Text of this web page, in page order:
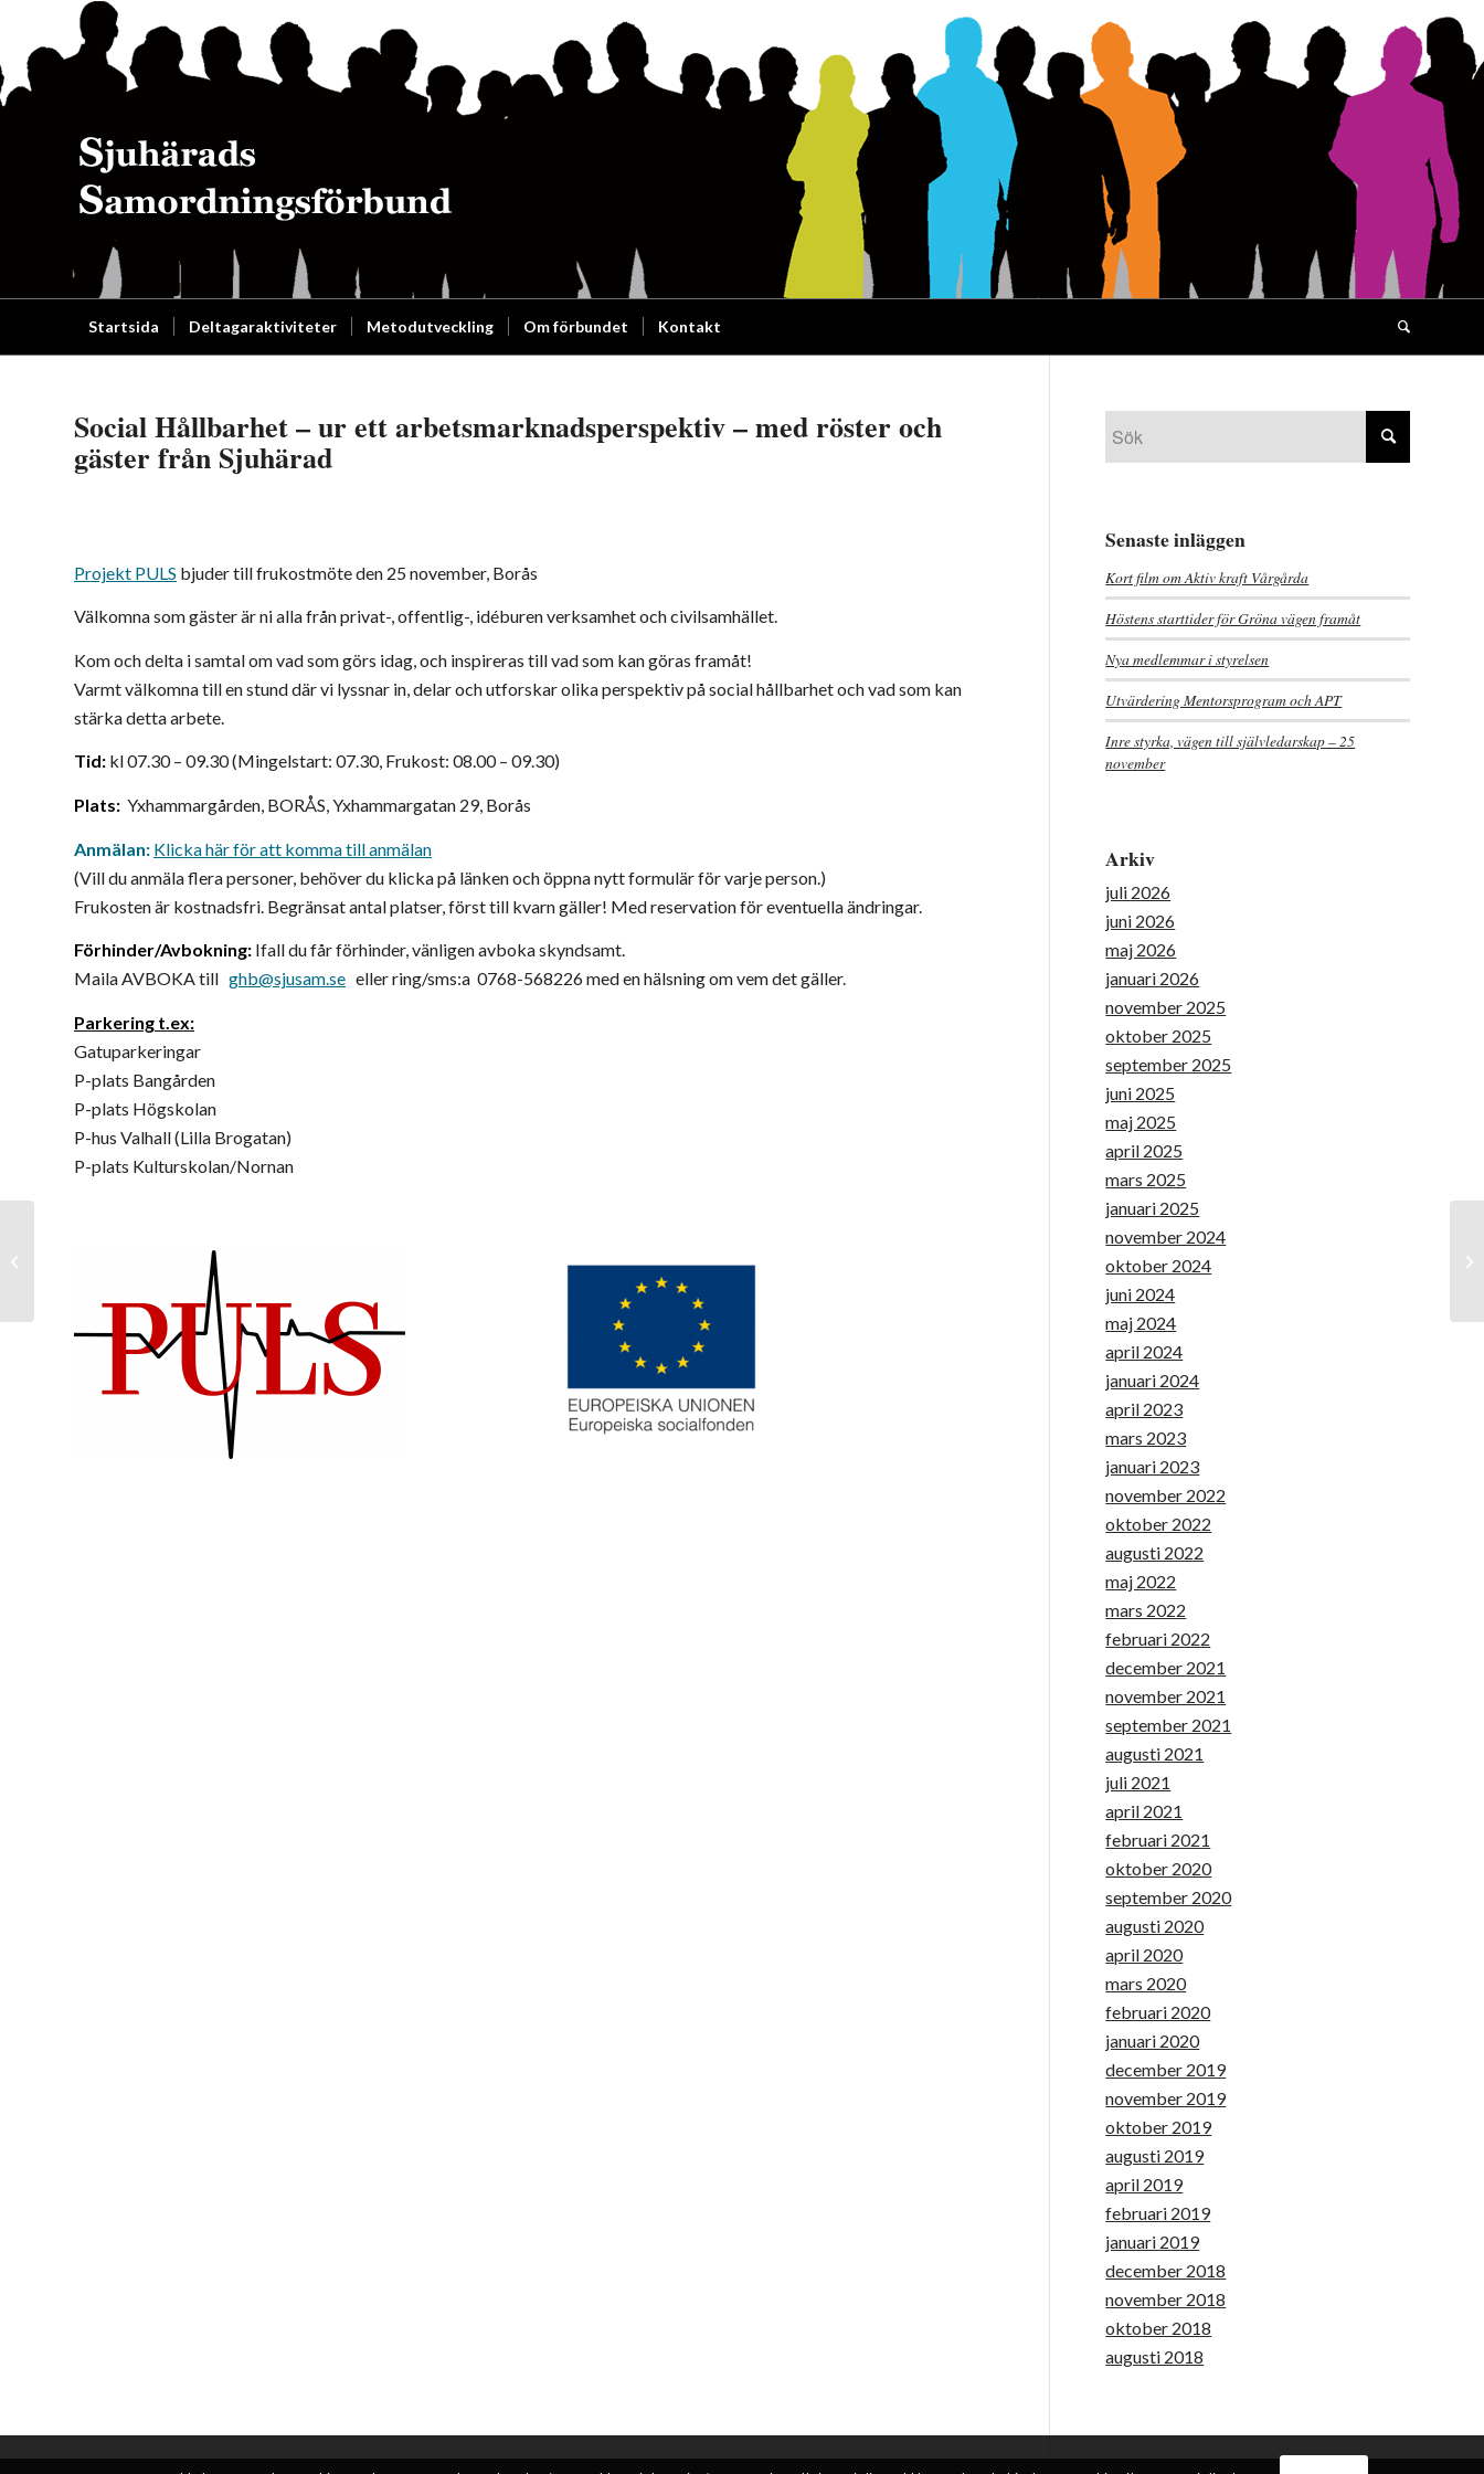
Startsida Deltagaraktiviteter Metodutveckling Om förbundet Kontakt
Social Hållbarhet – ur ett arbetsmarknadsperspektiv – med röster och
gäster från Sjuhärad
Projekt PULS bjuder till frukostmöte den 25 november, Borås
Välkomna som gäster är ni alla från privat-, offentlig-, idéburen verksamhet och civilsamhället.
Kom och delta i samtal om vad som görs idag, och inspireras till vad som kan göras framåt!
Varmt välkomna till en stund där vi lyssnar in, delar och utforskar olika perspektiv på social hållbarhet och vad som kan
stärka detta arbete.
Tid: kl 07.30 – 09.30 (Mingelstart: 07.30, Frukost: 08.00 – 09.30)
Plats: Yxhammargården, BORÅS, Yxhammargatan 29, Borås
Anmälan: Klicka här för att komma till anmälan
(Vill du anmäla flera personer, behöver du klicka på länken och öppna nytt formulär för varje person.)
Frukosten är kostnadsfri. Begränsat antal platser, först till kvarn gäller! Med reservation för eventuella ändringar.
Förhinder/Avbokning: Ifall du får förhinder, vänligen avboka skyndsamt.
Maila AVBOKA till ghb@sjusam.se eller ring/sms:a 0768-568226 med en hälsning om vem det gäller.
Parkering t.ex:
Gatuparkeringar
P-plats Bangården
P-plats Högskolan
P-hus Valhall (Lilla Brogatan)
P-plats Kulturskolan/Nornan
Senaste inläggen
Kort film om Aktiv kraft Vårgårda
Höstens starttider för Gröna vägen framåt
Nya medlemmar i styrelsen
Utvärdering Mentorsprogram och APT
Inre styrka, vägen till självledarskap – 25
november
Arkiv
juli 2026
juni 2026
maj 2026
januari 2026
november 2025
oktober 2025
september 2025
juni 2025
maj 2025
april 2025
mars 2025
januari 2025
november 2024
oktober 2024
juni 2024
maj 2024
april 2024
januari 2024
april 2023
mars 2023
januari 2023
november 2022
oktober 2022
augusti 2022
maj 2022
mars 2022
februari 2022
december 2021
november 2021
september 2021
augusti 2021
juli 2021
april 2021
februari 2021
oktober 2020
september 2020
augusti 2020
april 2020
mars 2020
februari 2020
januari 2020
december 2019
november 2019
oktober 2019
augusti 2019
april 2019
februari 2019
januari 2019
december 2018
november 2018
oktober 2018
augusti 2018